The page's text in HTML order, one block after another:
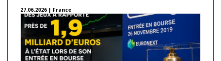
27.06.2026 | France